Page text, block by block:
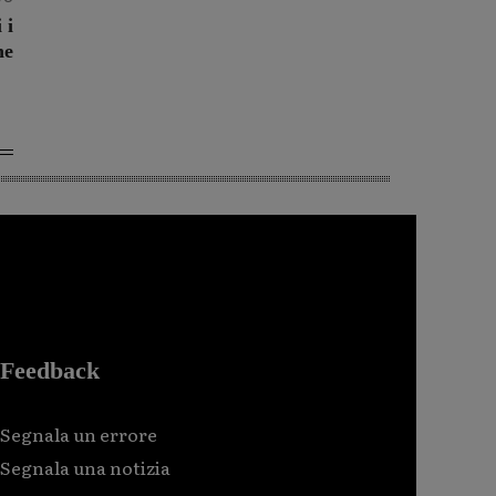
i
Feedback
Segnala un errore
Segnala una notizia